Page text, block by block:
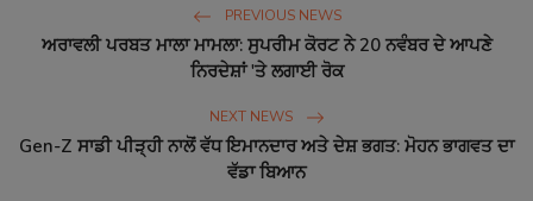
PREVIOUS NEWS
ਅਰਾਵਲੀ ਪਰਬਤ ਮਾਲਾ ਮਾਮਲਾ: ਸੁਪਰੀਮ ਕੋਰਟ ਨੇ 20 ਨਵੰਬਰ ਦੇ ਆਪਣੇ
ਨਿਰਦੇਸ਼ਾਂ 'ਤੇ ਲਗਾਈ ਰੋਕ
NEXT NEWS
Gen-Z ਸਾਡੀ ਪੀੜ੍ਹੀ ਨਾਲੋਂ ਵੱਧ ਇਮਾਨਦਾਰ ਅਤੇ ਦੇਸ਼ ਭਗਤ: ਮੋਹਨ ਭਾਗਵਤ ਦਾ
ਵੱਡਾ ਬਿਆਨ